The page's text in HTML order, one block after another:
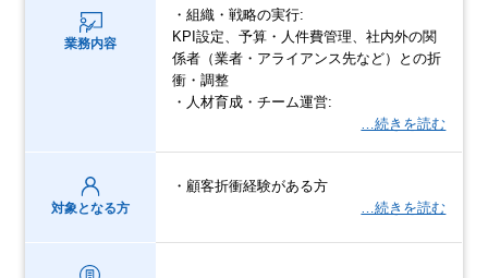
業務内容
・組織・戦略の実行:
KPI設定、予算・人件費管理、社内外の関
係者（業者・アライアンス先など）との折
衝・調整
・人材育成・チーム運営:
…続きを読む
対象となる方
・顧客折衝経験がある方
…続きを読む